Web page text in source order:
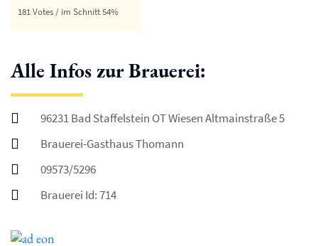
181 Votes / im Schnitt 54%
Alle Infos zur Brauerei:
96231 Bad Staffelstein OT Wiesen Altmainstraße 5
Brauerei-Gasthaus Thomann
09573/5296
Brauerei Id: 714